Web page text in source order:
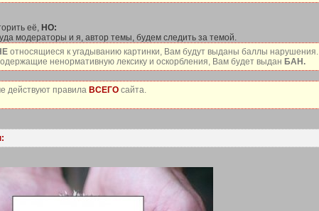
её, НО:
модераторы и я, автор темы, будем следить за темой.
относящиеся к угадыванию картинки, Вам будут выданы баллы нарушения.
ненормативную лексику и оскорбления, Вам будет выдан БАН.
действуют правила ВСЕГОсайта.